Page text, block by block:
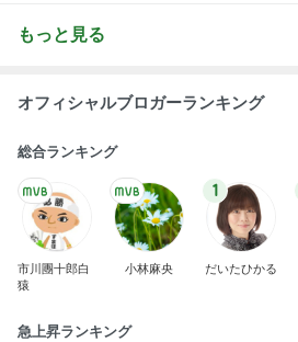
もっと見る
オフィシャルブロガーランキング
総合ランキング
市川團十郎白
猿
小林麻央
1
だいたひかる
急上昇ランキング